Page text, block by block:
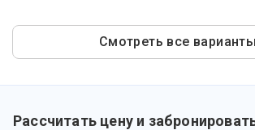
Смотреть все
Рассчитать цену и